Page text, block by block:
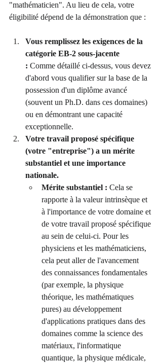
"mathématicien". Au lieu de cela, votre
éligibilité dépend de la démonstration que :
Vous remplissez les exigences de la
catégorie EB-2 sous-jacente
: Comme détaillé ci-dessus, vous devez
d'abord vous qualifier sur la base de la
possession d'un diplôme avancé
(souvent un Ph.D. dans ces domaines)
ou en démontrant une capacité
exceptionnelle.
Votre travail proposé spécifique
(votre "entreprise") a un mérite
substantiel et une importance
nationale.
Mérite substantiel : Cela se
rapporte à la valeur intrinsèque et
à l'importance de votre domaine et
de votre travail proposé spécifique
au sein de celui-ci. Pour les
physiciens et les mathématiciens,
cela peut aller de l'avancement
des connaissances fondamentales
(par exemple, la physique
théorique, les mathématiques
pures) au développement
d'applications pratiques dans des
domaines comme la science des
matériaux, l'informatique
quantique, la physique médicale,